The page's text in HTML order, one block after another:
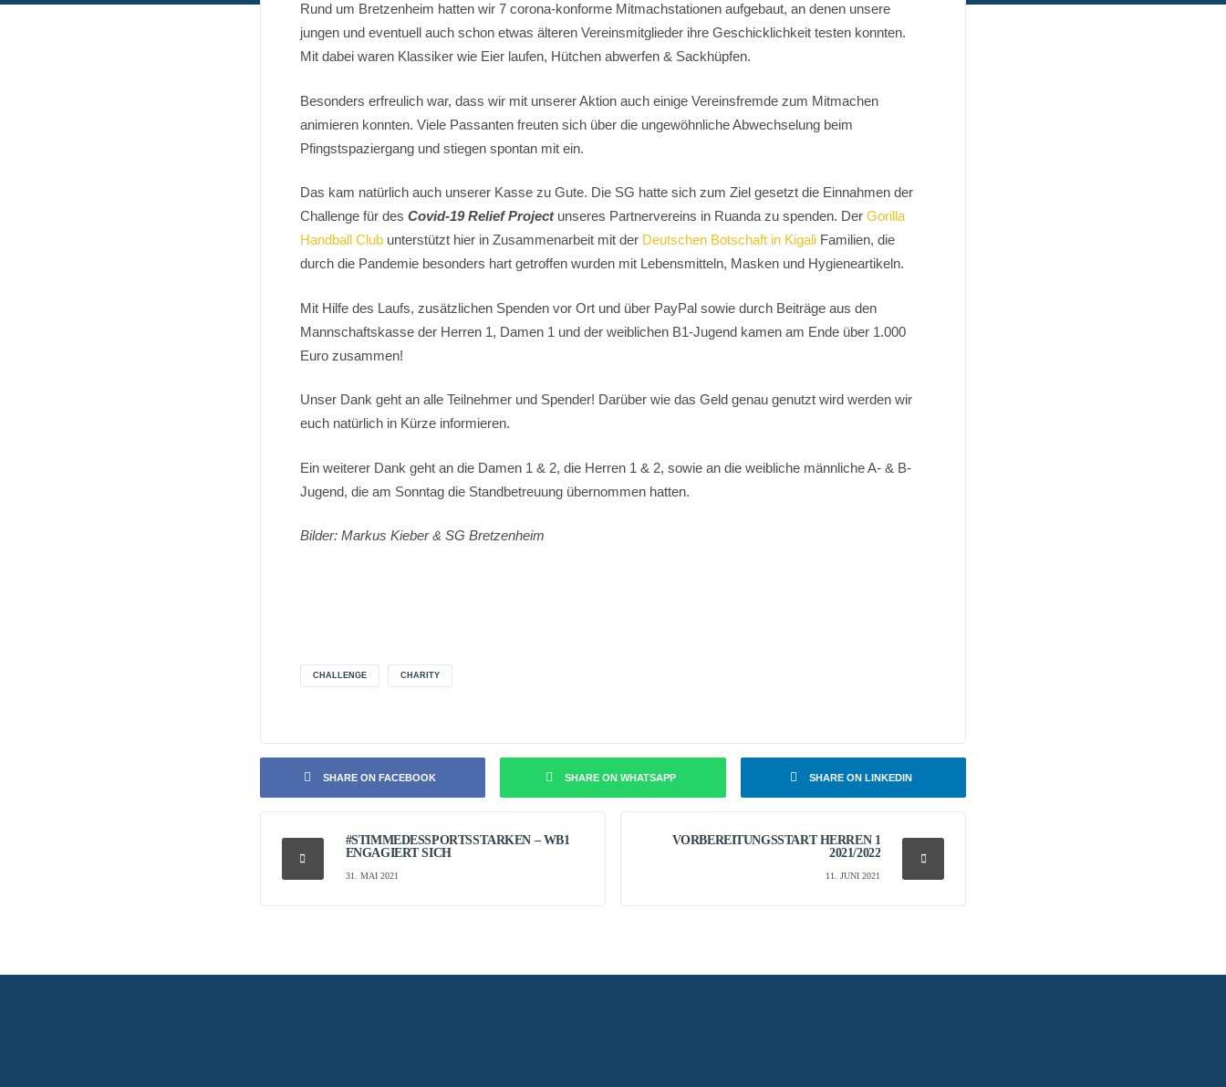
Rund um Bretzenheim hatten wir 7 corona-konforme Mitmachstationen aufgebaut, an denen unsere
jungen und eventuell auch schon etwas älteren Vereinsmitglieder ihre Geschicklichkeit testen konnten.
Mit dabei waren Klassiker wie Eier laufen, Hütchen abwerfen & Sackhüpfen.
Besonders erfreulich war, dass wir mit unserer Aktion auch einige Vereinsfremde zum Mitmachen
animieren konnten. Viele Passanten freuten sich über die ungewöhnliche Abwechselung beim
Pfingstspaziergang und stiegen spontan mit ein.
Das kam natürlich auch unserer Kasse zu Gute. Die SG hatte sich zum Ziel gesetzt die Einnahmen der
Challenge für des Covid-19 Relief Projectunseres Partnervereins in Ruanda zu spenden. Der Gorilla
Handball Clubunterstützt hier in Zusammenarbeit mit der Deutschen Botschaft in KigaliFamilien, die
durch die Pandemie besonders hart getroffen wurden mit Lebensmitteln, Masken und Hygieneartikeln.
Mit Hilfe des Laufs, zusätzlichen Spenden vor Ort und über PayPal sowie durch Beiträge aus den
Mannschaftskasse der Herren 1, Damen 1 und der weiblichen B1-Jugend kamen am Ende über 1.000
Euro zusammen!
Unser Dank geht an alle Teilnehmer und Spender! Darüber wie das Geld genau genutzt wird werden wir
euch natürlich in Kürze informieren.
Ein weiterer Dank geht an die Damen 1 & 2, die Herren 1 & 2, sowie an die weibliche männliche A- & B-
Jugend, die am Sonntag die Standbetreuung übernommen hatten.
Bilder: Markus Kieber & SG Bretzenheim
CHALLENGE CHARITY
SHARE ON FACEBOOK SHARE ON WHATSAPP SHARE ON LINKEDIN
#STIMMEDESSPORTSSTÄRKEN – WB1
ENGAGIERT SICH
31. MAI 2021
VORBEREITUNGSSTART HERREN 1
2021/2022
11. JUNI 2021